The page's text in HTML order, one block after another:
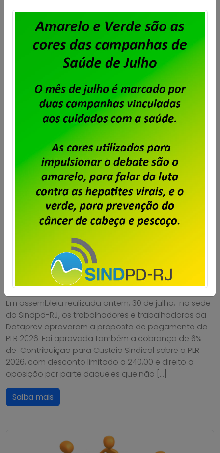
previsto é de 50% de um único dia de salário vigente
do trabalhador, conforme a cláusula “54ª –
Contribuição Para Custeio Sindical” […]
Dataprev: trabalhadores do RJ
aprovam proposta da PLR 2026
Publicado porImprensaem 31/07/2026
Em assembleia realizada ontem, 30 de julho, na sede
do Sindpd-RJ, os trabalhadores e trabalhadoras da
Dataprev aprovaram a proposta de pagamento da
PLR 2026. Foi aprovada também a cobrança de 6%
de Contribuição para Custeio Sindical sobre a PLR
2026, com desconto limitado a 240,00 e direito a
oposição por parte daqueles que não […]
Saiba mais